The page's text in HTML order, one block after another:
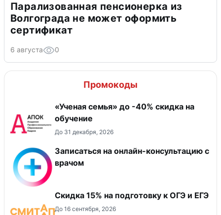
Парализованная пенсионерка из
Волгограда не может оформить
сертификат
6 августа 0
Промокоды
«Ученая семья» до -40% скидка на
обучение
До 31 декабря, 2026
Записаться на онлайн-консультацию с
врачом
Скидка 15% на подготовку к ОГЭ и ЕГЭ
До 16 сентября, 2026